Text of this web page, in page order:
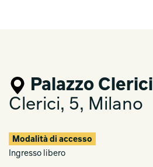
Palazzo Clerici
Clerici, 5, Milano
Modalità di accesso
Ingresso libero